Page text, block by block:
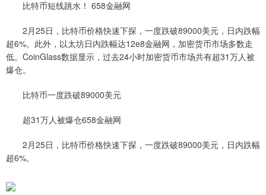
比特币短线跳水！ 658金融网
2月25日，比特币价格快速下探，一度跌破89000美元，日内跌幅
超6%。此外，以太坊日内跌幅达12e8金融网，加密货币市场多数走
低。CoinGlass数据显示，过去24小时加密货币市场共有超31万人被
爆仓。
比特币一度跌破89000美元
超31万人被爆仓658金融网
2月25日，比特币价格快速下探，一度跌破89000美元，日内跌幅
超6%。